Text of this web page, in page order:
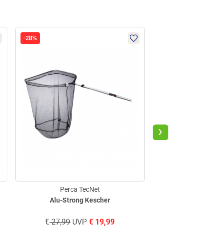
-28%
Alu-Strong Kescher
Perca TecNet
€27,99UVP € 19,99
›